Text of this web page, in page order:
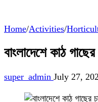
Home/Activities/
বাংলাদেশে কাঠ
super_admin July 27,